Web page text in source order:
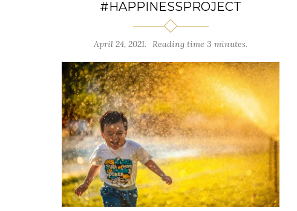
#HAPPINESSPROJECT
April 24, 2021. Reading time 3 minutes.